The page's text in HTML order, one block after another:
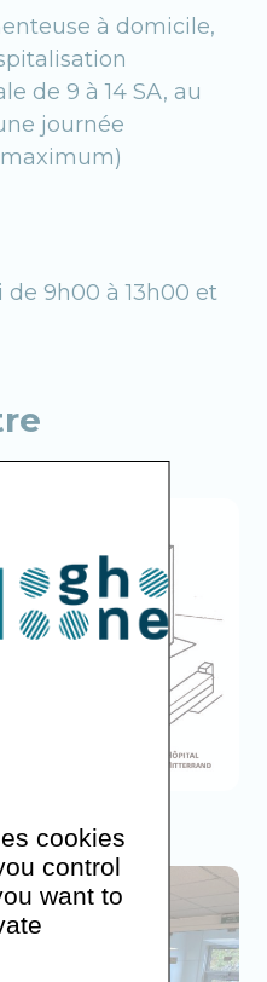
à domicile,
de 9 à 14 SA, au
journée
maximum)
9h00 à 13h00 et
cookies
control
want to